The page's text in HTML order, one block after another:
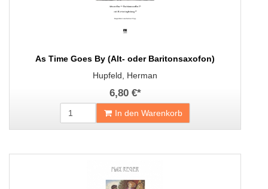
As Time Goes By (Alt- oder Baritonsaxofon)
Hupfeld, Herman
6,80 €*
In den Warenkorb